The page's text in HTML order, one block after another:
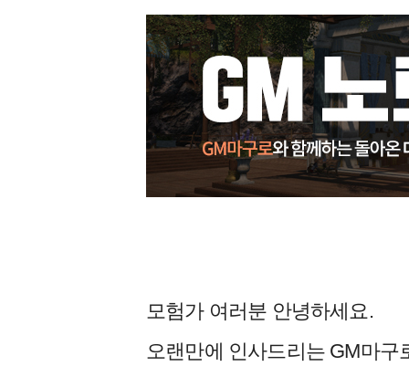
모험가 여러분 안녕하세요.
오랜만에 인사드리는 GM마구